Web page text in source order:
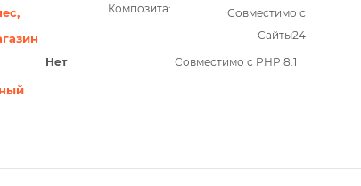
Композита:
Совместимо с
Сайты24
Нет
Совместимо с PHP 8.1